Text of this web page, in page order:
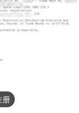
册
办理